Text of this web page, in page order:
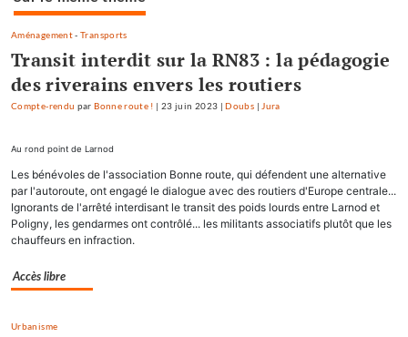
Aménagement-Transports
Transit interdit sur la RN83 : la pédagogie
des riverains envers les routiers
Compte-rendu parBonne route ! | 23 juin 2023 |Doubs | Jura
Au rond point de Larnod
Les bénévoles de l'association Bonne route, qui défendent une alternative
par l'autoroute, ont engagé le dialogue avec des routiers d'Europe centrale...
Ignorants de l'arrêté interdisant le transit des poids lourds entre Larnod et
Poligny, les gendarmes ont contrôlé... les militants associatifs plutôt que les
chauffeurs en infraction.
Accès libre
Urbanisme